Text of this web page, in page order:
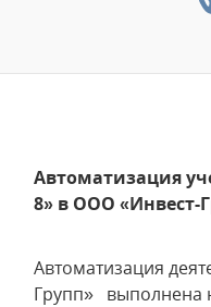
Автоматизация
8» в ООО «Инвест-
Автоматизация
Групп» выполнена